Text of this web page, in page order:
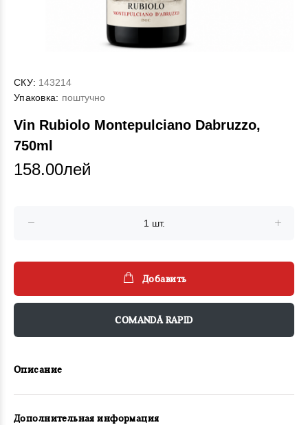
СКУ: 143214
Упаковка: поштучно
Vin Rubiolo Montepulciano Dabruzzo,
750ml
158.00лей
Добавить
COMANDĂ RAPID
Описание
Дополнительная информация